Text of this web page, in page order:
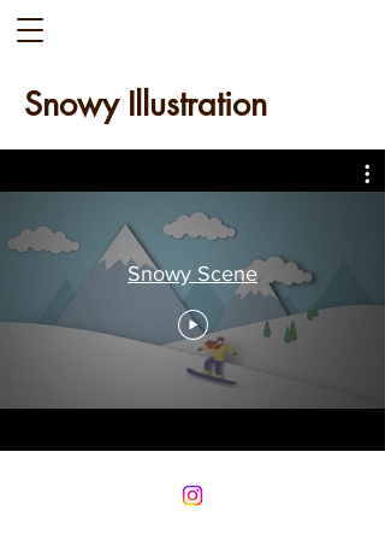
Snowy Illustration
Snowy Scene